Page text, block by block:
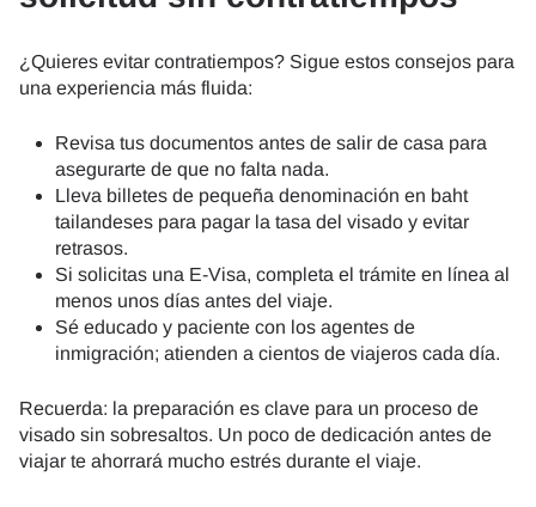
¿Quieres evitar contratiempos? Sigue estos consejos para
una experiencia más fluida:
Revisa tus documentos antes de salir de casa para
asegurarte de que no falta nada.
Lleva billetes de pequeña denominación en baht
tailandeses para pagar la tasa del visado y evitar
retrasos.
Si solicitas una E-Visa, completa el trámite en línea al
menos unos días antes del viaje.
Sé educado y paciente con los agentes de
inmigración; atienden a cientos de viajeros cada día.
Recuerda: la preparación es clave para un proceso de
visado sin sobresaltos. Un poco de dedicación antes de
viajar te ahorrará mucho estrés durante el viaje.